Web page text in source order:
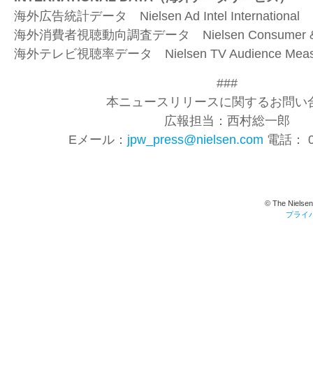
海外広告統計データ Nielsen Ad Intel International
海外消費者視聴動向調査データ Nielsen Consumer
海外テレビ視聴率データ Nielsen TV Audience
###
本ニュースリリースに関するお問い
広報担当：西村総一郎
Eメール： jpw_press@nielsen.com 電話：
© The
プライ